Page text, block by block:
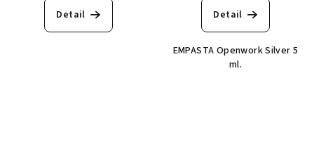
Detail Detail
EMPASTA Openwork Silver 5
ml.